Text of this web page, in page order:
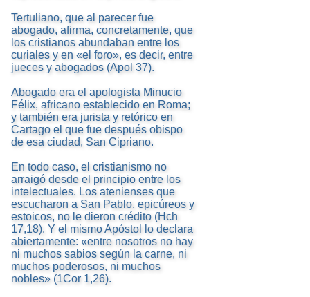
Tertuliano, que al parecer fue
abogado, afirma, concretamente, que
los cristianos abundaban entre los
curiales y en «el foro», es decir, entre
jueces y abogados (Apol 37).
Abogado era el apologista Minucio
Félix, africano establecido en Roma;
y también era jurista y retórico en
Cartago el que fue después obispo
de esa ciudad, San Cipriano.
En todo caso, el cristianismo no
arraigó desde el principio entre los
intelectuales. Los atenienses que
escucharon a San Pablo, epicúreos y
estoicos, no le dieron crédito (Hch
17,18). Y el mismo Apóstol lo declara
abiertamente: «entre nosotros no hay
ni muchos sabios según la carne, ni
muchos poderosos, ni muchos
nobles» (1Cor 1,26).